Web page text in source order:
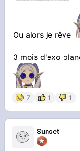
Ou alors je rêve
3 mois d'exo
7 1 1
Sunset